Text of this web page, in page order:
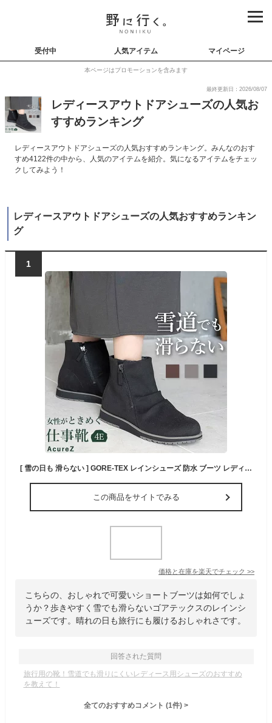
受付中 人気アイテム マイページ
本ページはプロモーションを含みます
最終更新日：2026/08/07
レディースアウトドアシューズの人気お
すすめランキング
レディースアウトドアシューズの人気おすすめランキング。みんなのおす
すめ4122件の中から、人気のアイテムを紹介。気になるアイテムをチェッ
クしてみよう！
レディースアウトドアシューズの人気おすすめランキン
グ
1
[ 雪の日も 滑らない ] GORE-TEX レインシューズ 防水 ブーツ レディース AcureZ アキュアーズ 4E アシックス asics おしゃれ かわいい 完全防水 ショートブーツ ゴアテックス 滑り止め 寒冷地 雪上 雨 台風 雪 梅雨 通勤 カジュアル
この商品をサイトでみる
価格と在庫を楽天でチェック >>
こちらの、おしゃれで可愛いショートブーツは如何でしょ
うか？歩きやすく雪でも滑らないゴアテックスのレインシ
ューズです。晴れの日も旅行にも履けるおしゃれさです。
回答された質問
旅行用の靴！雪道でも滑りにくいレディース用シューズのおすすめ
を教えて！
全てのおすすめコメント (1件) >